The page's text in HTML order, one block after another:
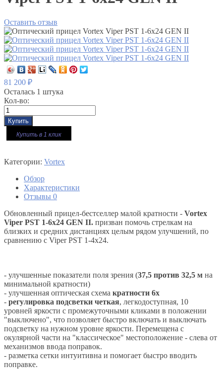
Оставить отзыв
81 200 ₽
Осталась 1 штука
Кол-во:
Купить в 1 клик
Категории: Vortex
Обзор
Характеристики
Отзывы 0
Обновленный прицел-бестселлер малой кратности - Vortex
Viper PST 1-6x24 GEN II. призван помочь стрелкам на
близких и средних дистанциях целым рядом улучшений, по
сравнению с Viper PST 1-4x24.
- улучшенные показатели поля зрения (37,5 против 32,5 м на
минимальной кратности)
- улучшенная оптическая схема кратности 6х
- регулировка подсветки четкая, легкодоступная, 10
уровней яркости с промежуточными кликами в положении
"выключено", что позволяет быстро включать и выключать
подсветку на нужном уровне яркости. Перемещена с
окулярной части на "классическое" местоположение - слева от
механизмов ввода поправок.
- разметка сетки интуитивна и помогает быстро вводить
поправке.